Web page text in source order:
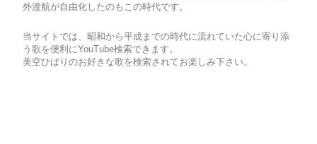
外渡航が自由化したのもこの時代です。
当サイトでは、昭和から平成までの時代に流れていた心に寄り添
う歌を便利にYouTube検索できます。
美空ひばりのお好きな歌を検索されてお楽しみ下さい。